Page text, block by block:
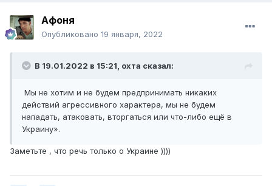
Афоня
Опубликовано 19 января, 2022
В 19.01.2022 в 15:21, охта сказал:
Мы не хотим и не будем предпринимать никаких
действий агрессивного характера, мы не будем
нападать, атаковать, вторгаться или что-либо ещё в
Украину».
Заметьте , что речь только о Украине ))))